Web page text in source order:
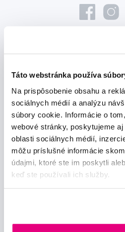
Táto webstránka používa
Na prispôsobenie obsahu a
sociálnych médií a analýzu
súbory cookie. Informácie o
webové stránky, poskytujeme
oblasti sociálnych médií,
môžu príslušné informácie
údajmi, ktoré ste im poskytli
keď ste používali ich služby.
Novinky a nabídky
Chci dostávat informace o
a souhlasím sezpracováním